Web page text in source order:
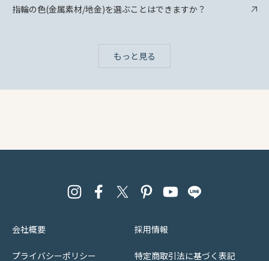
指輪の色(金属素材/地金)を選ぶことはできますか？
もっと見る
会社概要 採用情報
プライバシーポリシー 特定商取引法に基づく表記